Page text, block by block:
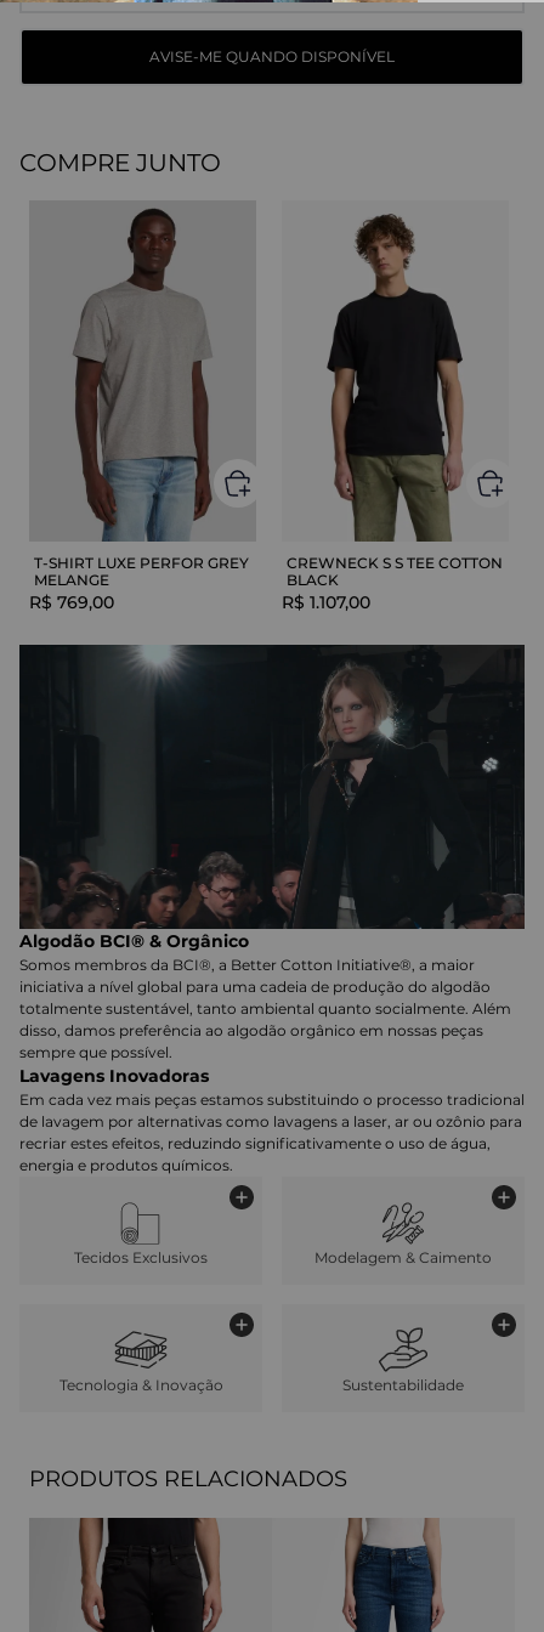
COMPRE JUNTO
T-SHIRT LUXE PERFOR GREY
MELANGE
R$ 769,00
CREWNECK S S TEE COTTON
BLACK
R$ 1.107,00
Algodão BCI® & Orgânico
Somos membros da BCI®, a Better Cotton Initiative®, a maior
iniciativa a nível global para uma cadeia de produção do algodão
totalmente sustentável, tanto ambiental quanto socialmente. Além
disso, damos preferência ao algodão orgânico em nossas peças
sempre que possível.
Lavagens Inovadoras
Em cada vez mais peças estamos substituindo o processo tradicional
de lavagem por alternativas como lavagens a laser, ar ou ozônio para
recriar estes efeitos, reduzindo significativamente o uso de água,
energia e produtos químicos.
Tecidos Exclusivos Modelagem & Caimento
Tecnologia & Inovação Sustentabilidade
PRODUTOS RELACIONADOS